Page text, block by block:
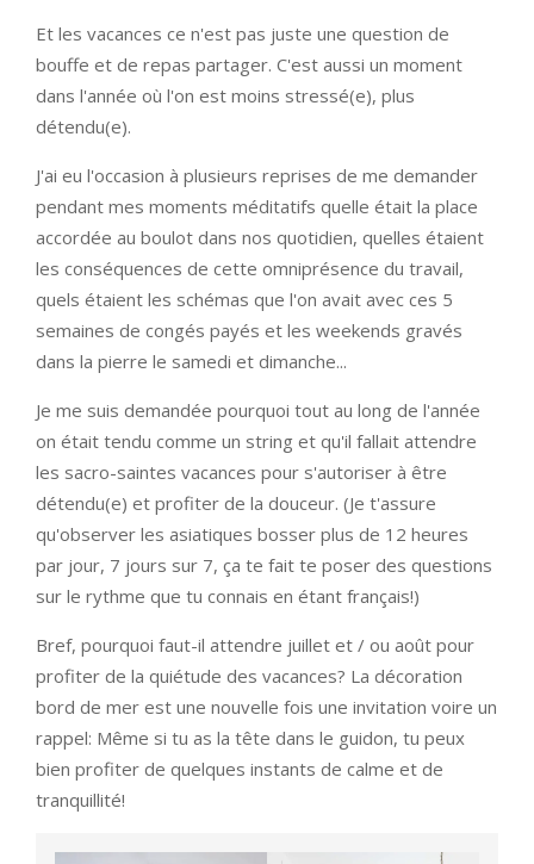
Et les vacances ce n'est pas juste une question de
bouffe et de repas partager. C'est aussi un moment
dans l'année où l'on est moins stressé(e), plus
détendu(e).
J'ai eu l'occasion à plusieurs reprises de me demander
pendant mes moments méditatifs quelle était la place
accordée au boulot dans nos quotidien, quelles étaient
les conséquences de cette omniprésence du travail,
quels étaient les schémas que l'on avait avec ces 5
semaines de congés payés et les weekends gravés
dans la pierre le samedi et dimanche...
Je me suis demandée pourquoi tout au long de l'année
on était tendu comme un string et qu'il fallait attendre
les sacro-saintes vacances pour s'autoriser à être
détendu(e) et profiter de la douceur. (Je t'assure
qu'observer les asiatiques bosser plus de 12 heures
par jour, 7 jours sur 7, ça te fait te poser des questions
sur le rythme que tu connais en étant français!)
Bref, pourquoi faut-il attendre juillet et / ou août pour
profiter de la quiétude des vacances? La décoration
bord de mer est une nouvelle fois une invitation voire un
rappel: Même si tu as la tête dans le guidon, tu peux
bien profiter de quelques instants de calme et de
tranquillité!